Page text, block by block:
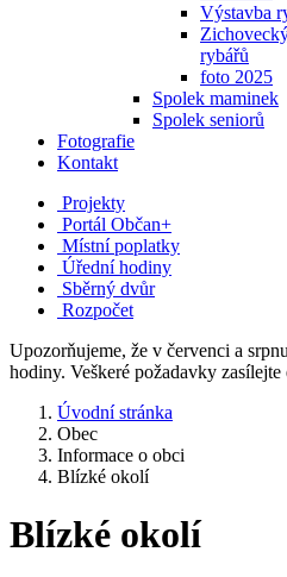
Výstavba
rybářů
foto 2025
Spolek maminek
Spolek seniorů
Fotografie
Kontakt
Projekty
Portál Občan+
Místní poplatky
Úřední hodiny
Sběrný dvůr
Rozpočet
Upozorňujeme, že v červenci a
hodiny. Veškeré požadavky zasílejte
Úvodní stránka
Obec
Informace o obci
Blízké okolí
Blízké okolí